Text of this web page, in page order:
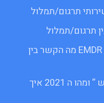
– לבעלי עסקים ובעולם העבודה EMDR מה הקשר בין
– משבר הקורונה “? נורמלי החדש ” ומהו ה 2021 איך